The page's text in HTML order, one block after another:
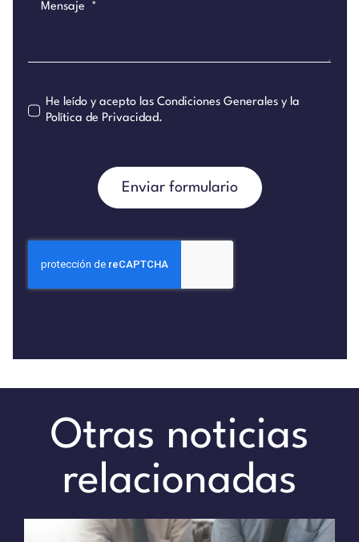
He leído y acepto las Condiciones Generalesy la
Política de Privacidad.
Enviar formulario
Otras noticias
relacionadas